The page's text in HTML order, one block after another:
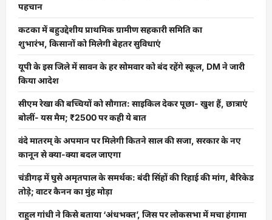
पहचान
कटका में बहुउद्देशीय प्राथमिक ग्रामीण सहकारी समिति का
शुभारंभ, किसानों को मिलेगी बेहतर सुविधाएं
यूपी के इस जिले में सावन के हर सोमवार को बंद रहेंगे स्कूल, DM ने जारी
किया आदेश
सीएम रेखा की बच्चियों को सौगात: साइकिल देकर पूछा- खुश हैं, छात्राएं
बोलीं- यस मैम; ₹2500 पर कही ये बात
वंदे मातरम् के अपमान पर मिलेगी कितने साल की सजा, सरकार के नए
कानून से क्या-क्या बदल जाएगा
चंडीगढ़ में घुसे अमृतपाल के समर्थक: बंदी सिंहों की रिहाई की मांग, बैरिकेड
तोड़े; वाटर कैनन का मुंह मोड़ा
राहुल गांधी ने किसे बताया ‘अंधभक्त’, जिस पर लोकसभा में मचा हंगामा